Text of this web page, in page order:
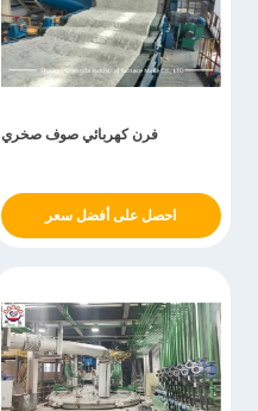
فرن كهربائي صوف صخري
احصل على أفضل سعر